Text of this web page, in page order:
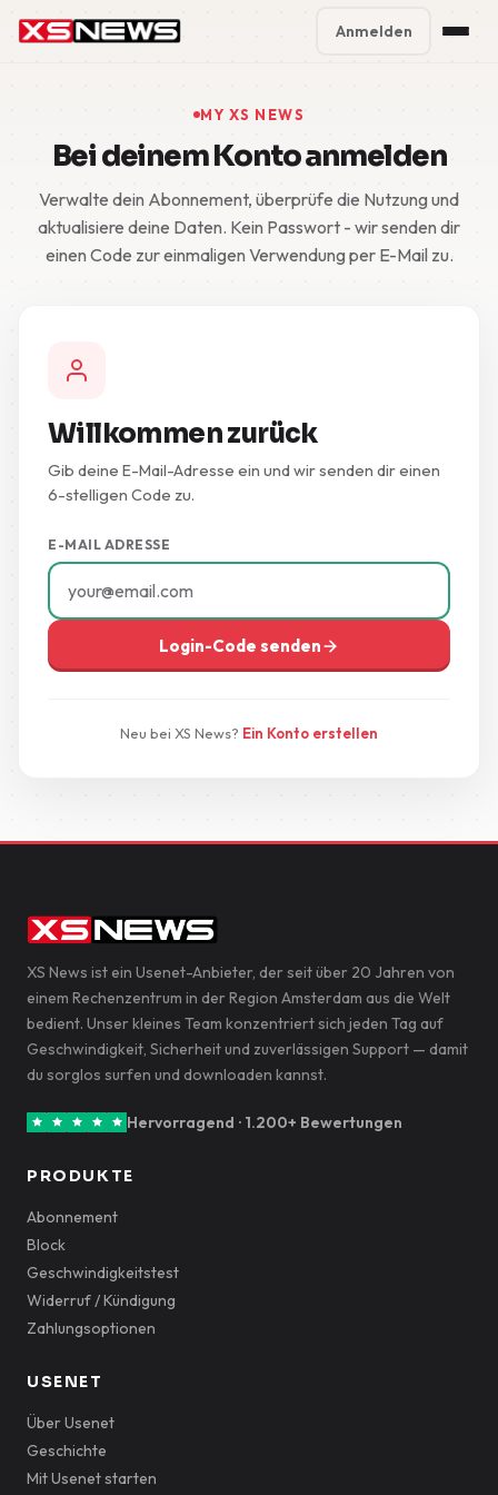
Block Accounts
Support
Contact
5 Day Pass
Anmelden
MY XS NEWS
Bei deinem Konto anmelden
Verwalte dein Abonnement, überprüfe die Nutzung und
aktualisiere deine Daten. Kein Passwort - wir senden dir
einen Code zur einmaligen Verwendung per E-Mail zu.
Willkommen zurück
Gib deine E-Mail-Adresse ein und wir senden dir einen
6-stelligen Code zu.
E-MAIL ADRESSE
Login-Code senden
Neu bei XS News? Ein Konto erstellen
XS News ist ein Usenet-Anbieter, der seit über 20 Jahren von
einem Rechenzentrum in der Region Amsterdam aus die Welt
bedient. Unser kleines Team konzentriert sich jeden Tag auf
Geschwindigkeit, Sicherheit und zuverlässigen Support — damit
du sorglos surfen und downloaden kannst.
Hervorragend · 1.200+ Bewertungen
PRODUKTE
Abonnement
Block
Geschwindigkeitstest
Widerruf / Kündigung
Zahlungsoptionen
USENET
Über Usenet
Geschichte
Mit Usenet starten